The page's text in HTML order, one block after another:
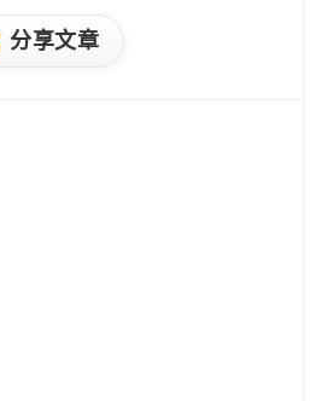
分享文章